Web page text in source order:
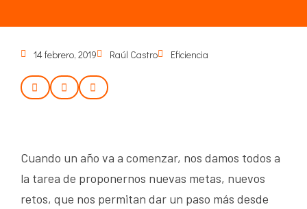
14 febrero, 2019 Raúl Castro Eficiencia
Cuando un año va a comenzar, nos damos todos a
la tarea de proponernos nuevas metas, nuevos
retos, que nos permitan dar un paso más desde